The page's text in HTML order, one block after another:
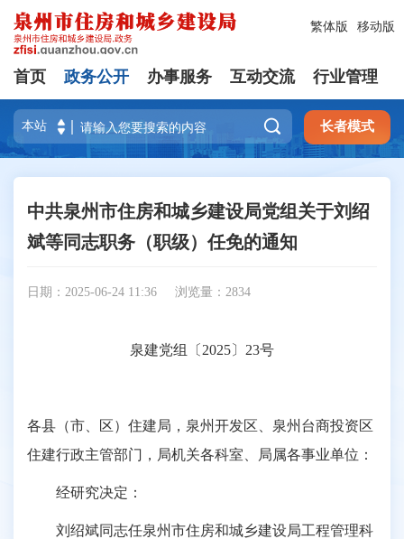
繁体版 移动版
首页 政务公开 办事服务 互动交流 行业管理
 长者模式
中共泉州市住房和城乡建设局党组关于刘绍
斌等同志职务（职级）任免的通知
日期：2025-06-24 11:36 浏览量： 2834
泉建党组〔2025〕23号
各县（市、区）住建局，泉州开发区、泉州台商投资区
住建行政主管部门，局机关各科室、局属各事业单位：
经研究决定：
刘绍斌同志任泉州市住房和城乡建设局工程管理科